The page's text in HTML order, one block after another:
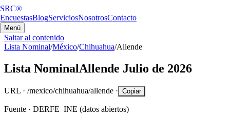
SRC®
EncuestasBlogServiciosNosotrosContacto
Menú
Saltar al contenido
Lista Nominal/México/Chihuahua/Allende
Lista NominalAllende Julio de 2026
URL · /mexico/chihuahua/allende · Copiar
Fuente · DERFE–INE (datos abiertos)